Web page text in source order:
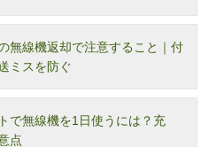
無線機返却で注意すること｜付
ミスを防ぐ
で無線機を1日使うには？充
点